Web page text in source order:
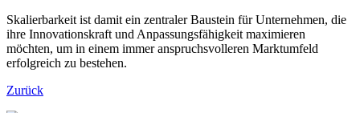
Skalierbarkeit ist damit ein zentraler Baustein für Unternehmen, die
ihre Innovationskraft und Anpassungsfähigkeit maximieren
möchten, um in einem immer anspruchsvolleren Marktumfeld
erfolgreich zu bestehen.
Zurück